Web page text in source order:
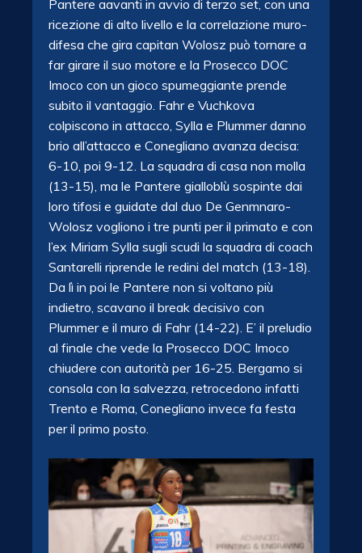
Pantere aavanti in avvio di terzo set, con una
ricezione di alto livello e la correlazione muro-
difesa che gira capitan Wolosz può tornare a
far girare il suo motore e la Prosecco DOC
Imoco con un gioco spumeggiante prende
subito il vantaggio. Fahr e Vuchkova
colpiscono in attacco, Sylla e Plummer danno
brio all’attacco e Conegliano avanza decisa:
6-10, poi 9-12. La squadra di casa non molla
(13-15), ma le Pantere gialloblù sospinte dai
loro tifosi e guidate dal duo De Genmnaro-
Wolosz vogliono i tre punti per il primato e con
l’ex Miriam Sylla sugli scudi la squadra di coach
Santarelli riprende le redini del match (13-18).
Da lì in poi le Pantere non si voltano più
indietro, scavano il break decisivo con
Plummer e il muro di Fahr (14-22). E’ il preludio
al finale che vede la Prosecco DOC Imoco
chiudere con autorità per 16-25. Bergamo si
consola con la salvezza, retrocedono infatti
Trento e Roma, Conegliano invece fa festa
per il primo posto.